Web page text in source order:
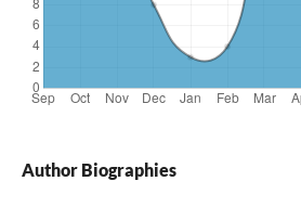
Author Biographies